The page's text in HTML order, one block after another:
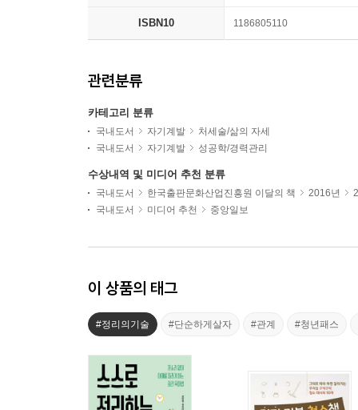
ISBN10 1186805110
관련분류
카테고리 분류
국내도서 자기계발
처세술/삶의 자세
국내도서
자기계발 성공학/경력관리
수상내역 및 미디어 추천 분류
국내도서 한국출판문화산업진흥원 이달의 책 2016년
국내도서
미디어 추천 중앙일보
이 상품의 태그
#정리의기술 #단순하게살자 #관계 #청년패스